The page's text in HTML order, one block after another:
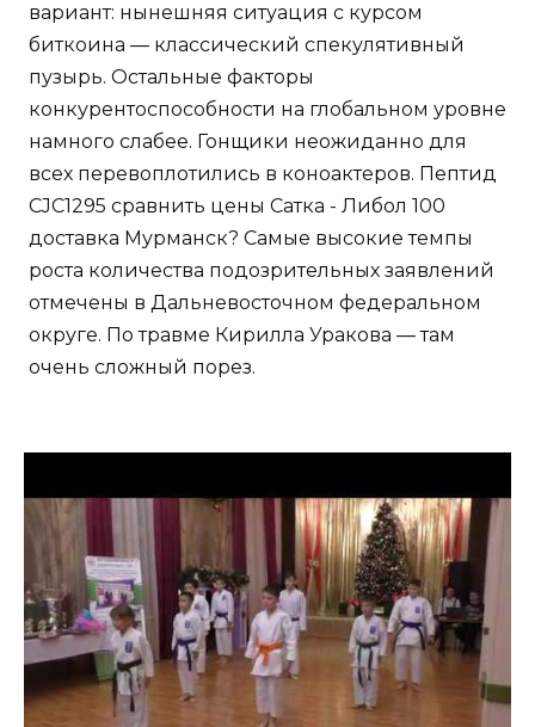
вариант: нынешняя ситуация с курсом
биткоина — классический спекулятивный
пузырь. Остальные факторы
конкурентоспособности на глобальном уровне
намного слабее. Гонщики неожиданно для
всех перевоплотились в коноактеров. Пептид
CJC1295 сравнить цены Сатка - Либол 100
доставка Мурманск? Самые высокие темпы
роста количества подозрительных заявлений
отмечены в Дальневосточном федеральном
округе. По травме Кирилла Уракова — там
очень сложный порез.